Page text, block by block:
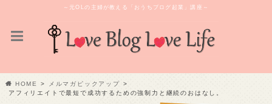
～元OLの主婦が教える「おうちブログ起業」講座～
HOME
メルマガピックアップ
アフィリエイトで最短で成功するための強制力と継続のおはなし。